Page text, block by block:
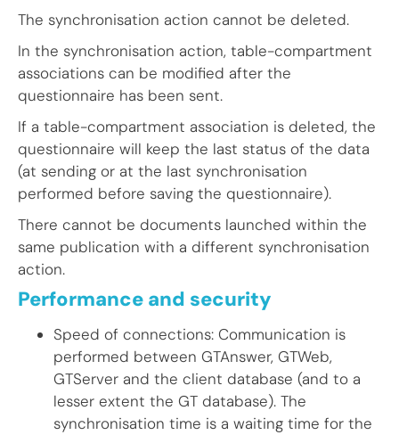
The synchronisation action cannot be deleted.
In the synchronisation action, table-compartment
associations can be modified after the
questionnaire has been sent.
If a table-compartment association is deleted, the
questionnaire will keep the last status of the data
(at sending or at the last synchronisation
performed before saving the questionnaire).
There cannot be documents launched within the
same publication with a different synchronisation
action.
Performance and security
Speed of connections: Communication is
performed between GTAnswer, GTWeb,
GTServer and the client database (and to a
lesser extent the GT database). The
synchronisation time is a waiting time for the